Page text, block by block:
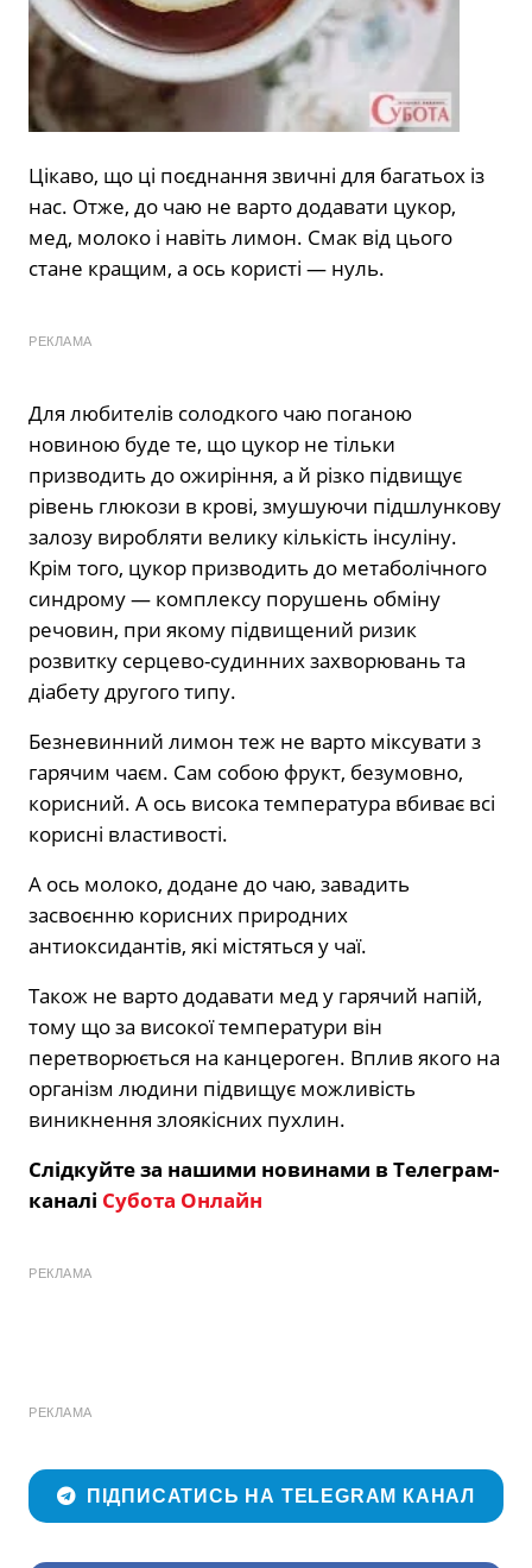
Цікаво, що ці поєднання звичні для багатьох із
нас. Отже, до чаю не варто додавати цукор,
мед, молоко і навіть лимон. Смак від цього
стане кращим, а ось користі — нуль.
РЕКЛАМА
Для любителів солодкого чаю поганою
новиною буде те, що цукор не тільки
призводить до ожиріння, а й різко підвищує
рівень глюкози в крові, змушуючи підшлункову
залозу виробляти велику кількість інсуліну.
Крім того, цукор призводить до метаболічного
синдрому — комплексу порушень обміну
речовин, при якому підвищений ризик
розвитку серцево-судинних захворювань та
діабету другого типу.
Безневинний лимон теж не варто міксувати з
гарячим чаєм. Сам собою фрукт, безумовно,
корисний. А ось висока температура вбиває всі
корисні властивості.
А ось молоко, додане до чаю, завадить
засвоєнню корисних природних
антиоксидантів, які містяться у чаї.
Також не варто додавати мед у гарячий напій,
тому що за високої температури він
перетворюється на канцероген. Вплив якого на
організм людини підвищує можливість
виникнення злоякісних пухлин.
Слідкуйте за нашими новинами в Телеграм-
каналі Субота Онлайн
РЕКЛАМА
РЕКЛАМА
ПІДПИСАТИСЬ НА TELEGRAM КАНАЛ